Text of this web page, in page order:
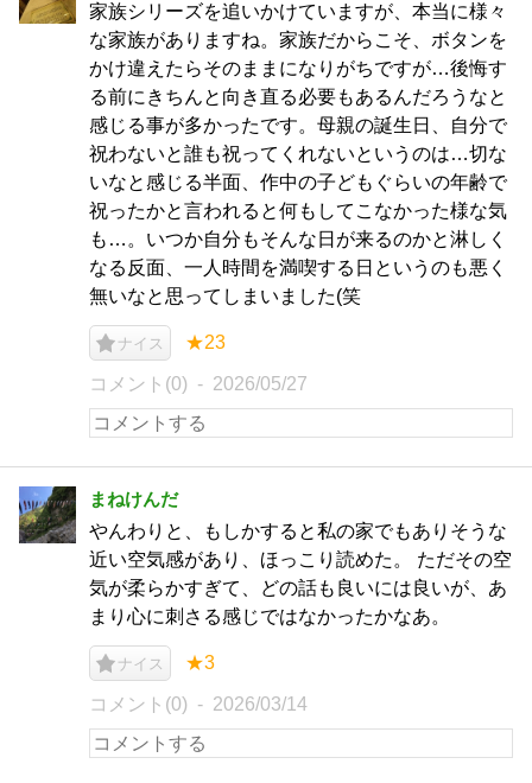
家族シリーズを追いかけていますが、本当に様々
な家族がありますね。家族だからこそ、ボタンを
かけ違えたらそのままになりがちですが…後悔す
る前にきちんと向き直る必要もあるんだろうなと
感じる事が多かったです。母親の誕生日、自分で
祝わないと誰も祝ってくれないというのは…切な
いなと感じる半面、作中の子どもぐらいの年齢で
祝ったかと言われると何もしてこなかった様な気
も…。いつか自分もそんな日が来るのかと淋しく
なる反面、一人時間を満喫する日というのも悪く
無いなと思ってしまいました(笑
ナイス ★23
コメント(0) 2026/05/27
まねけんだ
やんわりと、もしかすると私の家でもありそうな
近い空気感があり、ほっこり読めた。 ただその空
気が柔らかすぎて、どの話も良いには良いが、あ
まり心に刺さる感じではなかったかなあ。
ナイス ★3
コメント(0) 2026/03/14